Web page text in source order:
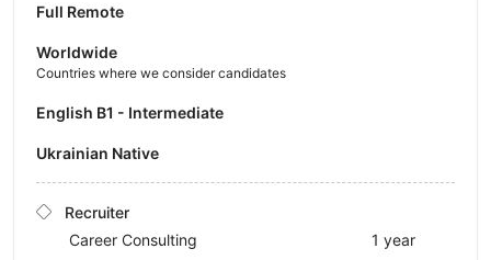
Full Remote
Worldwide
Countries where we consider candidates
English B1 - Intermediate
Ukrainian Native
Recruiter
Career Consulting
1 year